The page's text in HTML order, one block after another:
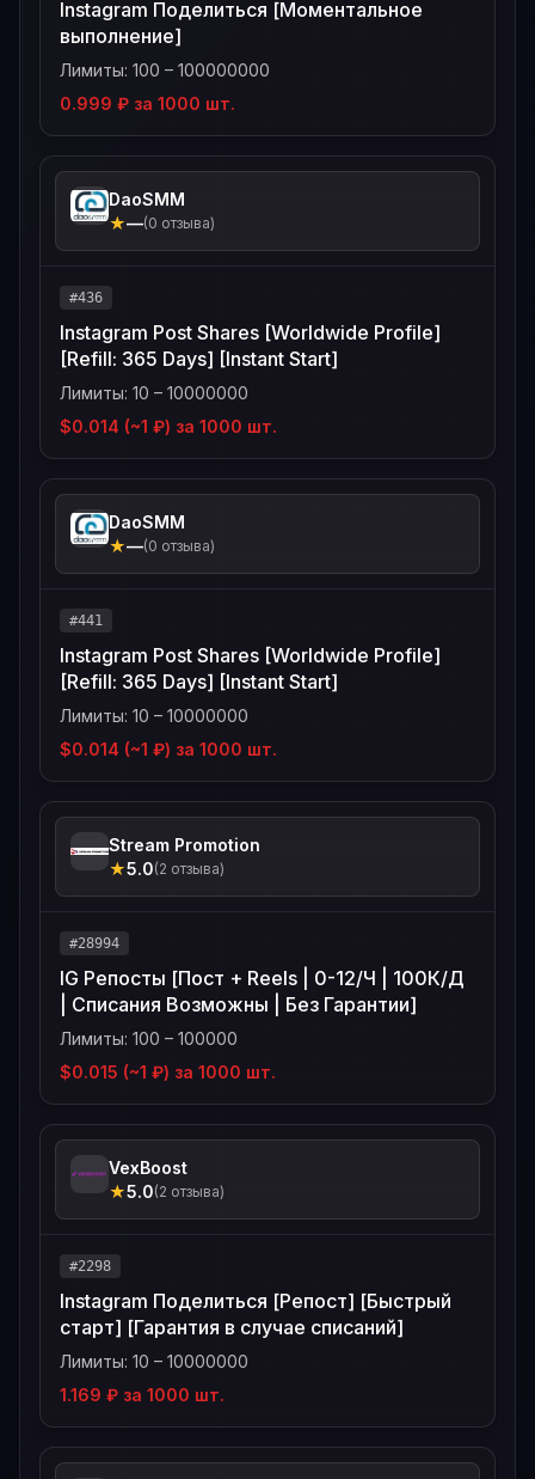
Instagram Поделиться [Моментальное
выполнение]
Лимиты: 100 – 100000000
0.999 ₽ за 1000 шт.
DaoSMM
★—(0 отзыва)
#436
Instagram Post Shares [Worldwide Profile]
[Refill: 365 Days] [Instant Start]
Лимиты: 10 – 10000000
$0.014 (~1 ₽) за 1000 шт.
DaoSMM
★—(0 отзыва)
#441
Instagram Post Shares [Worldwide Profile]
[Refill: 365 Days] [Instant Start]
Лимиты: 10 – 10000000
$0.014 (~1 ₽) за 1000 шт.
Stream Promotion
★5.0(2 отзыва)
#28994
IG Репосты [Пост + Reels | 0-12/Ч | 100К/Д
| Списания Возможны | Без Гарантии]
Лимиты: 100 – 100000
$0.015 (~1 ₽) за 1000 шт.
VexBoost
★5.0(2 отзыва)
#2298
Instagram Поделиться [Репост] [Быстрый
старт] [Гарантия в случае списаний]
Лимиты: 10 – 10000000
1.169 ₽ за 1000 шт.